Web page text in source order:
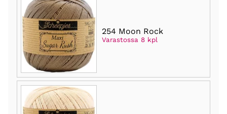
254 Moon Rock
Varastossa 8 kpl